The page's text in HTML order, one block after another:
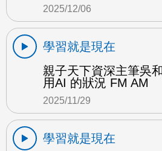
2025/12/06
學習就是現在
親子天下資深主筆吳
用AI 的狀況 FM AM
2025/11/29
學習就是現在